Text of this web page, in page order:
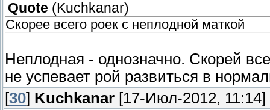
Quote ( Kuchkanar)
Скорее всего роек с неплодной маткой
Неплодная - однозначно. Скорей
не успевает рой развиться в
[30] Kuchkanar [17-Июл-2012, 11:14]